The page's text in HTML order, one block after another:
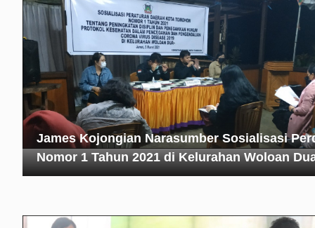
James Kojongian Narasumber Sosialisasi
Nomor 1 Tahun 2021 di Kelurahan Woloan